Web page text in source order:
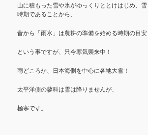
山に積もった雪や氷がゆっくりととけはじめ、
時期であることから、
昔から「雨水」は農耕の準備を始める時期の目安
という事ですが、只今寒気襲来中！
雨どころか、日本海側を中心に各地大雪！
太平洋側の蓼科は雪は降りませんが、
極寒です。